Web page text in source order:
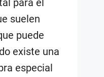
suelen
puede
existe una
especial